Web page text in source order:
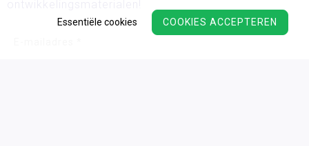
COOKIES ACCEPTEREN
Essentiële cookies